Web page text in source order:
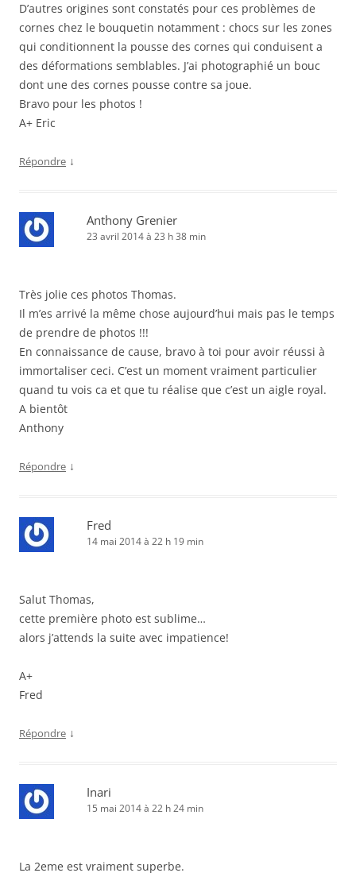
D’autres origines sont constatés pour ces problèmes de
cornes chez le bouquetin notamment : chocs sur les zones
qui conditionnent la pousse des cornes qui conduisent a
des déformations semblables. J’ai photographié un bouc
dont une des cornes pousse contre sa joue.
Bravo pour les photos !
A+ Eric
Répondre ↓
Anthony Grenier
23 avril 2014 à 23 h 38 min
Très jolie ces photos Thomas.
Il m’es arrivé la même chose aujourd’hui mais pas le temps
de prendre de photos !!!
En connaissance de cause, bravo à toi pour avoir réussi à
immortaliser ceci. C’est un moment vraiment particulier
quand tu vois ca et que tu réalise que c’est un aigle royal.
A bientôt
Anthony
Répondre ↓
Fred
14 mai 2014 à 22 h 19 min
Salut Thomas,
cette première photo est sublime…
alors j’attends la suite avec impatience!
A+
Fred
Répondre ↓
Inari
15 mai 2014 à 22 h 24 min
La 2eme est vraiment superbe.